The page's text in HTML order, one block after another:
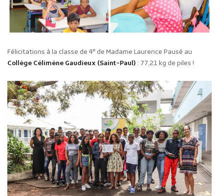
Félicitations à la classe de 4e de Madame Laurence Pausé au
Collège Célimène Gaudieux (Saint-Paul) : 77,21 kg de piles !